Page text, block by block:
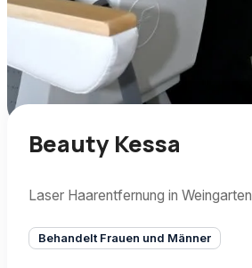
Beauty Kessa
Laser Haarentfernung in Weingarten
Behandelt Frauen und Männer